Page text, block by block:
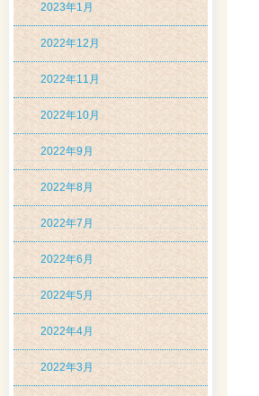
2023年1月
2022年12月
2022年11月
2022年10月
2022年9月
2022年8月
2022年7月
2022年6月
2022年5月
2022年4月
2022年3月